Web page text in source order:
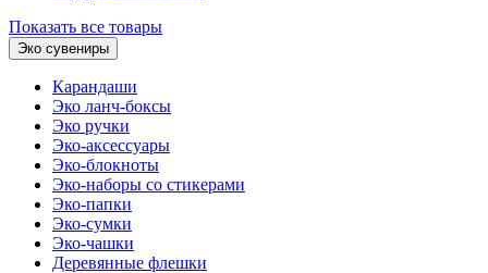
Показать все товары
Эко сувениры
Карандаши
Эко ланч-боксы
Эко ручки
Эко-аксессуары
Эко-блокноты
Эко-наборы со стикерами
Эко-папки
Эко-сумки
Эко-чашки
Деревянные флешки